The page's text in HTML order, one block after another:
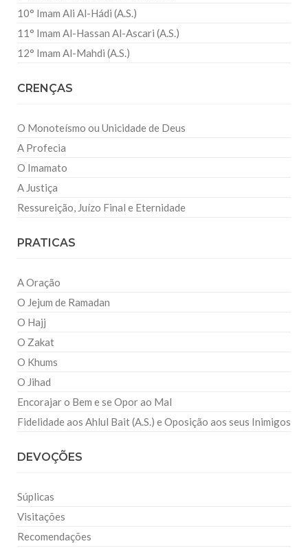
10° Imam Ali Al-Hádi (A.S.)
11° Imam Al-Hassan Al-Ascari (A.S.)
12° Imam Al-Mahdi (A.S.)
CRENÇAS
O Monoteísmo ou Unicidade de Deus
A Profecia
O Imamato
A Justiça
Ressureição, Juízo Final e Eternidade
PRATICAS
A Oração
O Jejum de Ramadan
O Hajj
O Zakat
O Khums
O Jihad
Encorajar o Bem e se Opor ao Mal
Fidelidade aos Ahlul Bait (A.S.) e Oposição aos seus Inimigos
DEVOÇÕES
Súplicas
Visitações
Recomendações